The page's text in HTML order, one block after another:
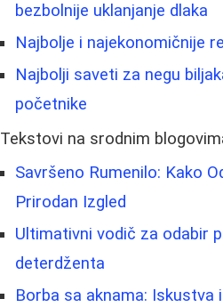
bezbolnije uklanjanje dlaka
Najbolje i najekonomičnije
Najbolji saveti za negu
početnike
Tekstovi na srodnim
Savršeno Rumenilo: Kako
Prirodan Izgled
Ultimativni vodič za odabir
deterdženta
Borba sa aknama: Iskustva